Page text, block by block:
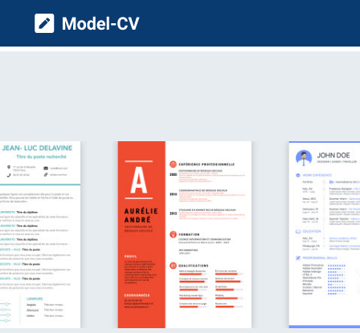
Model CV